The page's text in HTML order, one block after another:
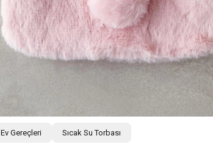
Ev Gereçleri Sıcak Su Torbası